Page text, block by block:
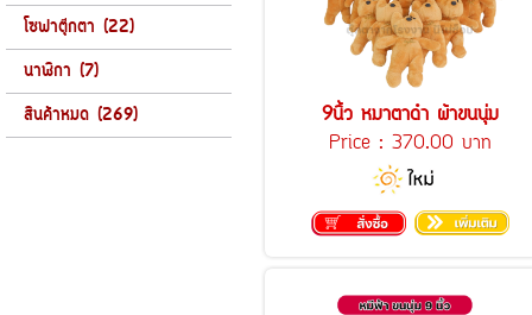
โซฟาตุ๊กตา (22)
นาฬิกา (7)
สินค้าหมด (269)
9นิ้ว หมาตาดำ ผ้าขนนุ่ม
Price : 370.00 บาท